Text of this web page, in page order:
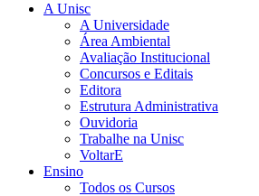
A Unisc
A Universidade
Área Ambiental
Avaliação Institucional
Concursos e Editais
Editora
Estrutura Administrativa
Ouvidoria
Trabalhe na Unisc
VoltarE
Ensino
Todos os Cursos